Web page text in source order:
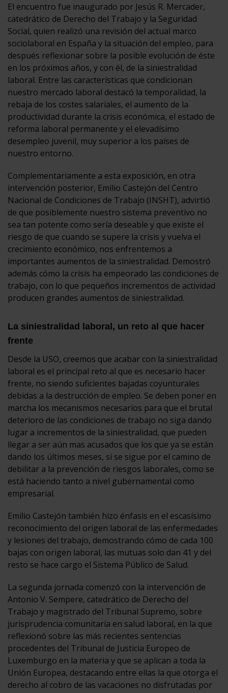
El encuentro fue inaugurado por Jesús R. Mercader,
catedrático de Derecho del Trabajo y la Seguridad
Social, quien realizó una revisión del actual marco
sociolaboral en España y la situación del empleo, para
después reflexionar sobre la posible evolución de éste
en los próximos años, y con él, de la siniestralidad
laboral. Entre las características que condicionan
nuestro mercado laboral destacó la temporalidad, la
rebaja de los costes salariales, el aumento de la
productividad durante la crisis económica, el estado de
reforma laboral permanente y el elevadísimo
desempleo juvenil, muy superior a los países de
nuestro entorno.
Complementariamente a esta exposición, en otra
intervención posterior, Emilio Castejón del Centro
Nacional de Condiciones de Trabajo (INSHT), advirtió
de que posiblemente nuestro sistema preventivo no
sea tan potente como sería deseable y que existe el
riesgo de que cuando se supere la crisis y vuelva el
crecimiento económico, nos enfrentemos a
importantes aumentos de la siniestralidad. Demostró
además cómo la crisis ha empeorado las condiciones de
trabajo, con lo que pequeños incrementos de actividad
producen grandes aumentos de siniestralidad.
La siniestralidad laboral, un reto al que hacer
frente
Desde la USO, creemos que acabar con la siniestralidad
laboral es el principal reto al que es necesario hacer
frente, no siendo suficientes bajadas coyunturales
debidas a la destrucción de empleo. Se deben poner en
marcha los mecanismos necesarios para que el brutal
deterioro de las condiciones de trabajo no siga dando
lugar a incrementos de la siniestralidad, que pueden
llegar a ser aún mas acusados que los que ya se están
dando los últimos meses, si se sigue por el camino de
debilitar a la prevención de riesgos laborales, como se
está haciendo tanto a nivel gubernamental como
empresarial.
Emilio Castejón también hizo énfasis en el escasísimo
reconocimiento del origen laboral de las enfermedades
y lesiones del trabajo, demostrando cómo de cada 100
bajas con origen laboral, las mutuas solo dan 41 y del
resto se hace cargo el Sistema Público de Salud.
La segunda jornada comenzó con la intervención de
Antonio V. Sempere, catedrático de Derecho del
Trabajo y magistrado del Tribunal Supremo, sobre
jurisprudencia comunitaria en salud laboral, en la que
reflexionó sobre las más recientes sentencias
procedentes del Tribunal de Justicia Europeo de
Luxemburgo en la materia y que se aplican a toda la
Unión Europea, destacando entre ellas la que otorga el
derecho al cobro de las vacaciones no disfrutadas por